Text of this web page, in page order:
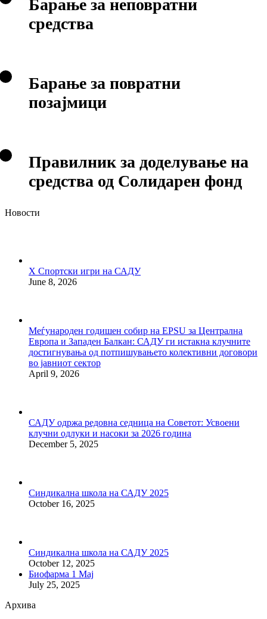
Барање за неповратни
средства
Барање за повратни
позајмици
Правилник за доделување на
средства од Солидарен фонд
Новости
X Спортски игри на САДУ
June 8, 2026
Меѓународен годишен собир на EPSU за Централна
Европа и Западен Балкан: САДУ ги истакна клучните
достигнувања од потпишувањето колективни договори
во јавниот сектор
April 9, 2026
САДУ одржа редовна седница на Советот: Усвоени
клучни одлуки и насоки за 2026 година
December 5, 2025
Синдикална школа на САДУ 2025
October 16, 2025
Синдикална школа на САДУ 2025
October 12, 2025
Биофарма 1 Мај
July 25, 2025
Архива